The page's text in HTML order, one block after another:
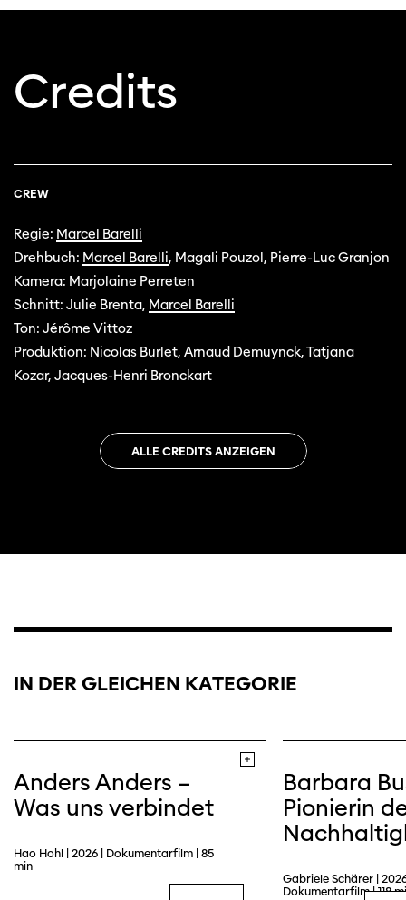
Credits
CREW
Regie: Marcel Barelli
Drehbuch: Marcel Barelli, Magali Pouzol, Pierre-Luc Granjon
Kamera: Marjolaine Perreten
Schnitt: Julie Brenta, Marcel Barelli
Ton: Jérôme Vittoz
Produktion: Nicolas Burlet, Arnaud Demuynck, Tatjana
Kozar, Jacques-Henri Bronckart
ALLE CREDITS ANZEIGEN
IN DER GLEICHEN KATEGORIE
Anders Anders –
Was uns verbindet
Hao Hohl | 2026 | Dokumentarfilm | 85
min
Barbara
Pionierin
Gabriele Schärer |
Dokumentarfilm | 118